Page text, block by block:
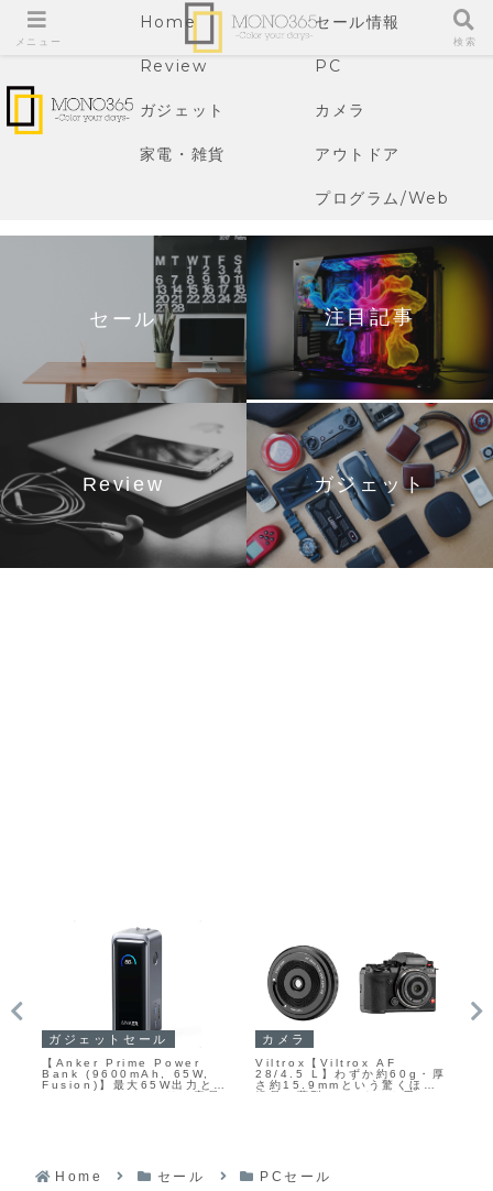
Home セール情報
Review PC
ガジェット カメラ
家電・雑貨 アウトドア
プログラム/Web
セール 注目記事
Review ガジェット
ガジェットセール
【Anker Prime Power
Bank (9600mAh, 65W,
Fusion)】最大65W出力と
9600mAhのバッテリー容量
カメラ
Viltrox【Viltrox AF
28/4.5 L】わずか約60g・厚
さ約15.9mmという驚くほど
軽量・薄型のLマウント用フル
Home セール PCセール
メニュー 検索